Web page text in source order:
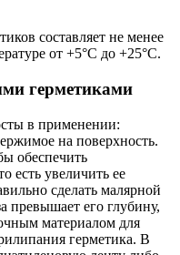
составляет не менее
от +5°C до +25°C.
герметиками
в применении:
на поверхность.
обеспечить
есть увеличить ее
сделать малярной
превышает его глубину,
материалом для
герметика. В